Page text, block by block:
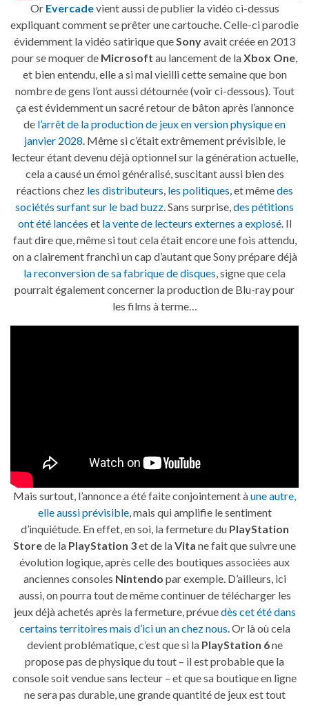
Or Evercadevient aussi de publier la vidéo ci-dessus
expliquant comment se prêter une cartouche. Celle-ci parodie
évidemment la vidéo satirique que Sonyavait créée en 2013
pour se moquer de Microsoft au lancement de laXbox One
et bien entendu, elle a si mal vieilli cette semaine que bon
nombre de gens l’ont aussi détournée (voir ci-dessous). Tout
ça est évidemment un sacré retour de bâton après l’annonce
de l’arrêt de la production de jeux en version physique en
janvier 2028 . Même si c’était extrêmement prévisible, le
lecteur étant devenu déjà optionnel sur la génération actuelle,
cela a causé un émoi généralisé, suscitant aussi bien des
réactions chez les distributeurs les politiques , et mêmedes
sociétés surfant sur le bad buzz . Sans surprise, des pétitions
ont été lancées et la vente de lecteurs externes a explosé. Il
faut dire que, même si tout cela était encore une fois attendu,
on a clairement franchi un cap d’autant que Sony prépare déjà
la reconversion de sa fabrique de disques , signe que cela
pourrait également concerner la production de Blu-ray pour
les films à terme…
Mais surtout, l’annonce a été faite conjointement àune autre,
elle aussi prévisible, mais qui amplifie le sentiment
d’inquiétude. En effet, en soi, la fermeture du PlayStation
Storede la PlayStation 3et de laVita ne fait que suivre une
évolution logique, après celle des boutiques associées aux
anciennes consoles Nintendo par exemple. D’ailleurs, ici
aussi, on pourra tout de même continuer de télécharger les
jeux déjà achetés après la fermeture, prévuedès cet été dans
certains territoires mais d’ici un an chez nous . Or là où cela
devient problématique, c’est que si la PlayStation 6ne
propose pas de physique du tout – il est probable que la
console soit vendue sans lecteur – et que sa boutique en ligne
ne sera pas durable, une grande quantité de jeux est tout